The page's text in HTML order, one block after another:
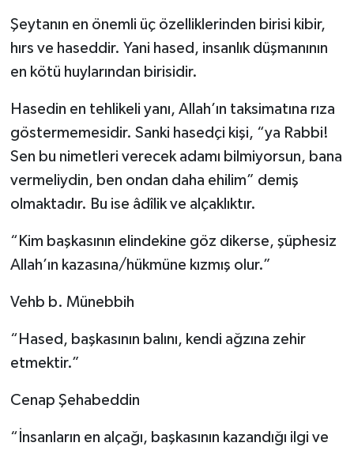
Şeytanın en önemli üç özelliklerinden birisi kibir,
hırs ve haseddir. Yani hased, insanlık düşmanının
en kötü huylarından birisidir.
Hasedin en tehlikeli yanı, Allah’ın taksimatına rıza
göstermemesidir. Sanki hasedçi kişi, “ya Rabbi!
Sen bu nimetleri verecek adamı bilmiyorsun, bana
vermeliydin, ben ondan daha ehilim” demiş
olmaktadır. Bu ise âdîlik ve alçaklıktır.
“Kim başkasının elindekine göz dikerse, şüphesiz
Allah’ın kazasına/hükmüne kızmış olur.”
Vehb b. Münebbih
“Hased, başkasının balını, kendi ağzına zehir
etmektir.”
Cenap Şehabeddin
“İnsanların en alçağı, başkasının kazandığı ilgi ve